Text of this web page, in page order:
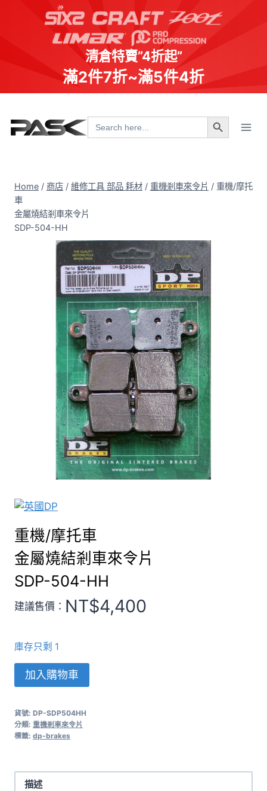
清倉特賣”4折起”
滿2件7折~滿5件4折
content
Search
for:
Search Button
Home / 商店 / 維修工具 部品 耗材 / 重機剎車來令片 / 重機/摩托
車
金屬燒結剎車來令片
SDP-504-HH
重機/摩托車
金屬燒結剎車來令片
SDP-504-HH
建議售價： NT$4,400
庫存只剩 1
機/
托
車
加入購物車
貨號: DP-SDP504HH
分類: 重機剎車來令片
標籤: dp-brakes
描述